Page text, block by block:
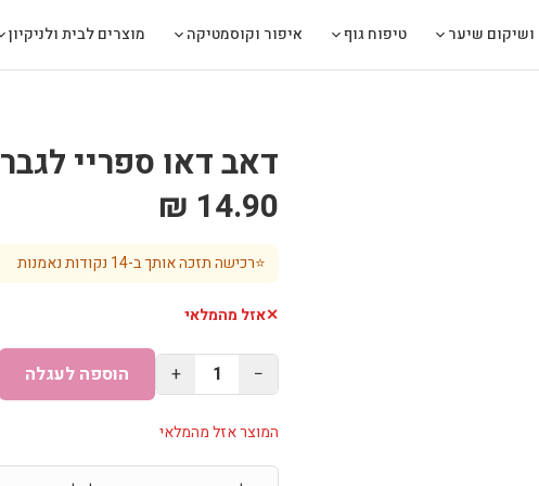
ושיקום שיער טיפוח גוף איפור וקוסמטיקה מוצרים לבית ולניקיון
דאב דאו ספריי לגבר
14.90 ₪
⭐רכישה תזכה אותך ב-14 נקודות נאמנות
✕אזל מהמלאי
−
1
+ הוספה לעגלה
המוצר אזל מהמלאי